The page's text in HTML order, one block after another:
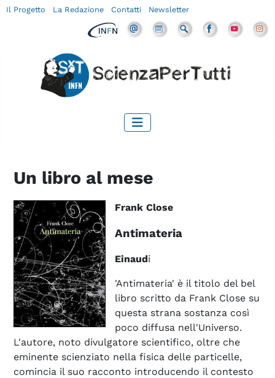
Il Progetto La Redazione Contatti Newsletter
Un libro al mese
Frank Close
Antimateria
Einaudi
'Antimateria' è il titolo del bel
libro scritto da Frank Close su
questa strana sostanza così
poco diffusa nell'Universo.
L'autore, noto divulgatore scientifico, oltre che
eminente scienziato nella fisica delle particelle,
comincia il suo racconto introducendo il contesto